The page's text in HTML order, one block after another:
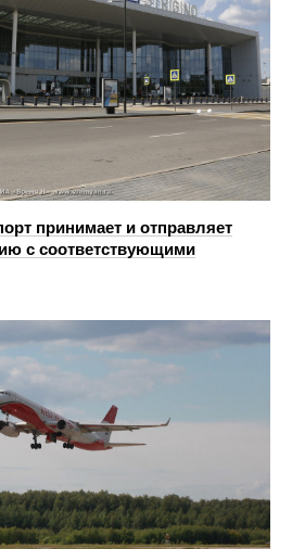
принимает и отправляет
с соответствующими